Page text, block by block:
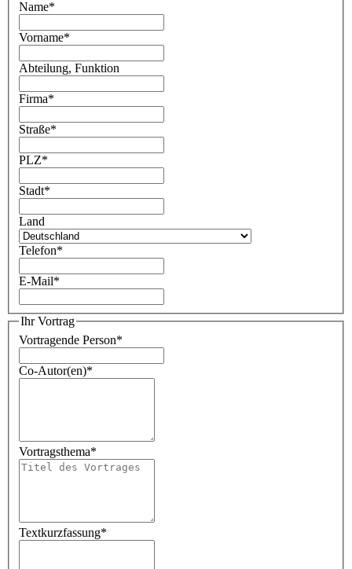
Name*
Vorname*
Abteilung, Funktion
Firma*
Straße*
PLZ*
Stadt*
Land
Telefon*
E-Mail*
Ihr Vortrag
Vortragende Person*
Co-Autor(en)*
Vortragsthema*
Textkurzfassung*